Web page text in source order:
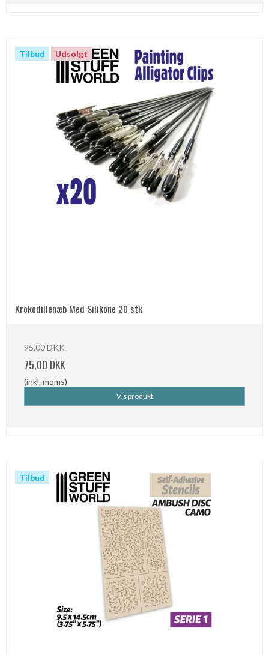
Tilbud Udsolgt
Krokodillenæb Med Silikone 20 stk
95,00 DKK
75,00 DKK
(inkl. moms)
Vis produkt
Tilbud